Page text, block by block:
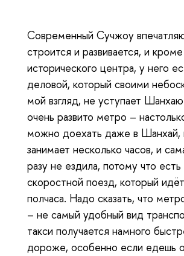
Современный Сучжоу
строится и развивается, и кроме
исторического центра, у него
деловой, который своими
мой взгляд, не уступает
очень развито метро –
можно доехать даже в Шанхай,
занимает несколько часов, и
разу не ездила, потому что
скоростной поезд, который
полчаса. Надо сказать, что
– не самый удобный вид
такси получается намного
дороже, особенно если едешь